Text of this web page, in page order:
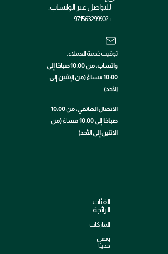
للتواصل عبر الواتساب:
+971563299902
توقيت خدمة العملاء:
واتساب: من 10:00 صباحًا إلى
10:00 مساءً (من الإثنين إلى
الأحد)
الاتصال الهاتفي: من 10:00
صباحًا إلى 10:00 مساءً (من
الاثنين إلى الأحد)
الفئات
الرائجة
الماركات
وصل
حديثاً